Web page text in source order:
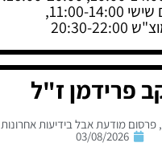
11:00-14:00,
20:30-22:00
פרידמן ז"ל
,פרסום מודעת אבל בידיעות אחרונות
03/08/2026